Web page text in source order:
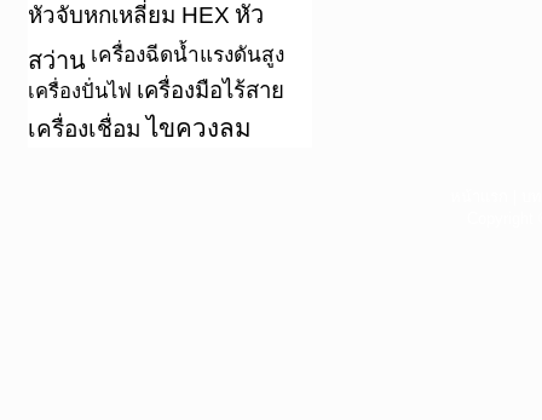
หัวจับหกเหลี่ยม HEX หัว
สว่าน เครื่องฉีดน้ำแรงดันสูง
เครื่องปั่นไฟ เครื่องมือไร้สาย
เครื่องเชื่อม ไขควงลม